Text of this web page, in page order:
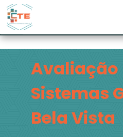
Avaliação
Sistemas
Bela Vista